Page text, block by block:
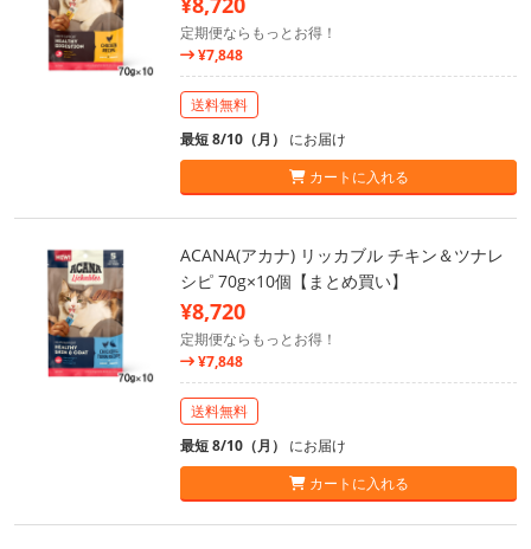
定期便ならもっとお得！
¥7,848
送料無料
最短 8/10（月） にお届け
カートに入れる
ACANA(アカナ) リッカブル チキン＆ツナレ
シピ 70g×10個【まとめ買い】
¥8,720
定期便ならもっとお得！
¥7,848
送料無料
最短 8/10（月） にお届け
カートに入れる